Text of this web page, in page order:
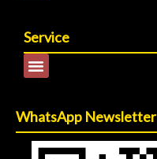
Service
WhatsApp Newsletter